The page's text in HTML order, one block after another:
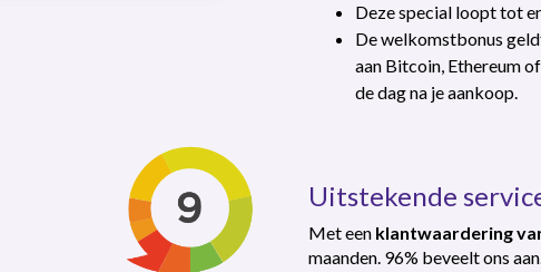
Deze special loopt tot
De welkomstbonus
aan Bitcoin, Ethereum
de dag na je aankoop.
Uitstekende
Met een klantwaardering
maanden. 96% beveelt ons